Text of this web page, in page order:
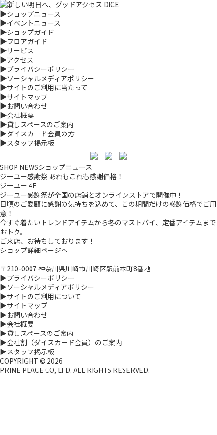
▶ショップニュース
▶イベントニュース
▶ショップガイド
▶フロアガイド
▶サービス
▶アクセス
▶プライバシーポリシー
▶ソーシャルメディアポリシー
▶サイトのご利用に当たって
▶サイトマップ
▶お問い合わせ
▶会社概要
▶貸しスペースのご案内
▶ダイスカード会員の方
▶スタッフ掲示板
SHOP NEWSショップニュース
ジーユー感謝祭 あれもこれも感謝価格！
ジーユー 4F
ジーユー感謝祭が全国の店舗とオンラインストアで開催中！
日頃のご愛顧に感謝の気持ちを込めて、この期間だけの感謝価格でご用
意！
今すぐ着たいトレンドアイテムから冬のマストバイ、定番アイテムまで
おトク。
ご来店、お待ちしております！
ショップ詳細ページへ
〒210-0007 神奈川県川崎市川崎区駅前本町8番地
▶プライバシーポリシー
▶ソーシャルメディアポリシー
▶サイトのご利用について
▶サイトマップ
▶お問い合わせ
▶会社概要
▶貸しスペースのご案内
▶会社割（ダイスカード会員）のご案内
▶スタッフ掲示板
COPYRIGHT © 2026
PRIME PLACE CO, LTD. ALL RIGHTS RESERVED.